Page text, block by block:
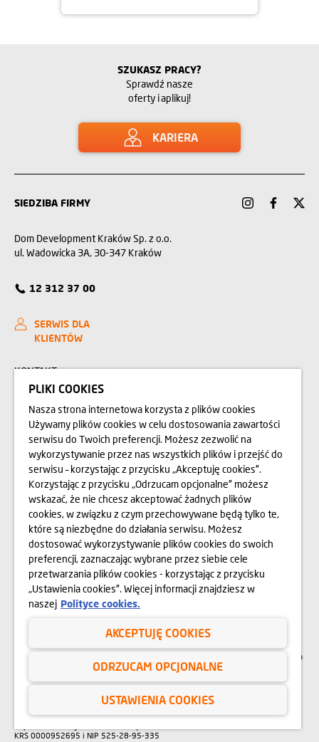
SZUKASZ PRACY?
Sprawdź nasze
oferty i aplikuj!
KARIERA
SIEDZIBA FIRMY
Dom Development Kraków Sp. z o.o.
ul. Wadowicka 3A, 30-347 Kraków
12 312 37 00
SERWIS DLA
KLIENTÓW
KONTAKT
ZAKUPIMY GRUNTY
RELACJE INWESTORSKIE
O NAS
OPINIE
BLOG
Przedstawione na stronie internetowej www.domd.pl wizualizacje, animacje oraz
modele budynku mają charakter poglądowy. Wygląd budynku oraz
zagospodarowanie terenu mogą nieznacznie ulec zmianie na etapie realizacji.
Zmianie nie ulegną istotne cechy świadczenia oraz funkcjonalność budynku.
wszelkich danych i materiałów dostępnych na niniejszej stronie internetowej
podlegają w szczególności przepisom ustawy z dnia 4 lutego 1994 r. o Prawie
autorskim i prawach pokrewnych (Dz. U. 2006 Nr 90 poz. 631 z późn. zm.).
Wykorzystywanie danych lub materiałów z niniejszej strony w jakichkolwiek celach
wymaga każdorazowo pisemnej zgody Dom Development S.A. W przypadku
zapotrzebowania na w/w materiały prosimy o kontakt na adres:
marketing@domd.pl
Sąd Rejonowy dla Krakowa – Śródmieścia w Krakowie | XI Wydział Gospodarczy
Krajowego Rejestru Sądowego |
KRS 0000952695 i NIP 525-28-95-335
PLIKI COOKIES
Nasza strona internetowa korzysta z plików cookies
Używamy plików cookies w celu dostosowania zawartości
serwisu do Twoich preferencji. Możesz zezwolić na
wykorzystywanie przez nas wszystkich plików i przejść do
serwisu – korzystając z przycisku „Akceptuję cookies”.
Korzystając z przycisku „Odrzucam opcjonalne” możesz
wskazać, że nie chcesz akceptować żadnych plików
cookies, w związku z czym przechowywane będą tylko te,
które są niezbędne do działania serwisu. Możesz
dostosować wykorzystywanie plików cookies do swoich
preferencji, zaznaczając wybrane przez siebie cele
przetwarzania plików cookies - korzystając z przycisku
„Ustawienia cookies”. Więcej informacji znajdziesz w
naszej Polityce cookies.
AKCEPTUJĘ COOKIES
ODRZUCAM OPCJONALNE
USTAWIENIA COOKIES